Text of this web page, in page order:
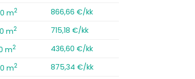
m2
866,66 €/kk
m2
715,18 €/kk
m2
436,60 €/kk
m2
875,34 €/kk